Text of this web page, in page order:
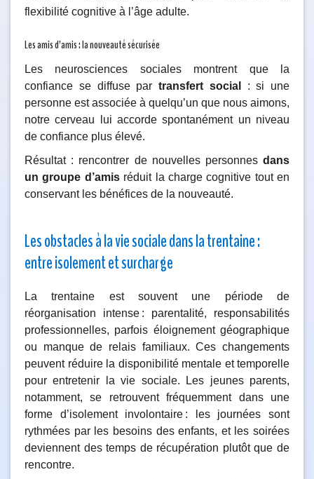
flexibilité cognitive à l’âge adulte.
Les amis d’amis : la nouveauté sécurisée
Les neurosciences sociales montrent que la
confiance se diffuse par transfert social
: si une
personne est associée à quelqu’un que nous aimons,
notre cerveau lui accorde spontanément un niveau
de confiance plus élevé.
Résultat : rencontrer de nouvelles personnes dans
un groupe d’amisréduit la charge cognitive tout en
conservant les bénéfices de la nouveauté.
Les obstacles à la vie sociale dans la trentaine :
entre isolement et surcharge
La trentaine est souvent une période de
réorganisation intense : parentalité, responsabilités
professionnelles, parfois éloignement géographique
ou manque de relais familiaux. Ces changements
peuvent réduire la disponibilité mentale et temporelle
pour entretenir la vie sociale. Les jeunes parents,
notamment, se retrouvent fréquemment dans une
forme d’isolement involontaire : les journées sont
rythmées par les besoins des enfants, et les soirées
deviennent des temps de récupération plutôt que de
rencontre.